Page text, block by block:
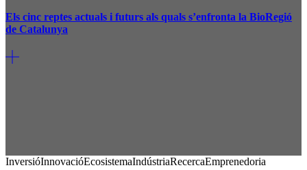
Els cinc reptes actuals i futurs als quals s’enfronta la BioRegió
de Catalunya
InversióInnovacióEcosistemaIndústriaRecercaEmprenedoria